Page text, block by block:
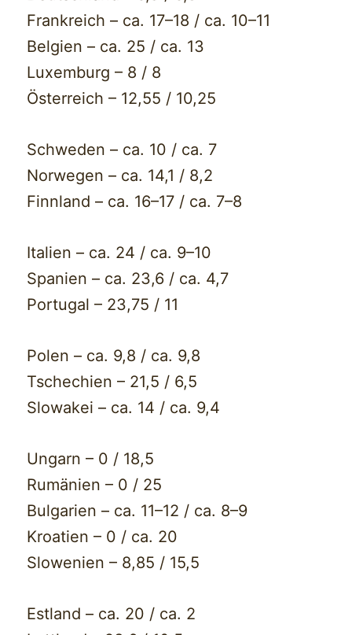
Frankreich – ca. 17–18 / ca. 10–11
Belgien – ca. 25 / ca. 13
Luxemburg – 8 / 8
Österreich – 12,55 / 10,25
Schweden – ca. 10 / ca. 7
Norwegen – ca. 14,1 / 8,2
Finnland – ca. 16–17 / ca. 7–8
Italien – ca. 24 / ca. 9–10
Spanien – ca. 23,6 / ca. 4,7
Portugal – 23,75 / 11
Polen – ca. 9,8 / ca. 9,8
Tschechien – 21,5 / 6,5
Slowakei – ca. 14 / ca. 9,4
Ungarn – 0 / 18,5
Rumänien – 0 / 25
Bulgarien – ca. 11–12 / ca. 8–9
Kroatien – 0 / ca. 20
Slowenien – 8,85 / 15,5
Estland – ca. 20 / ca. 2